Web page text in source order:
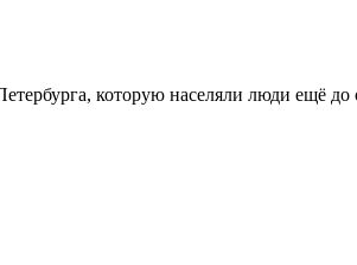
которую населяли люди ещё